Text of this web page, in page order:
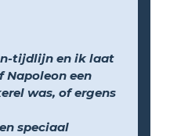
tijdlijn en ik laat
Napoleon een
was, of ergens
speciaal